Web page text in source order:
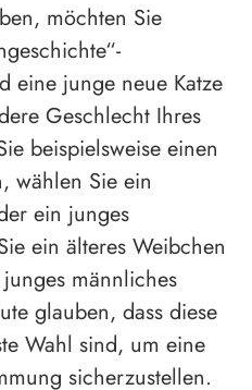
möchten Sie
eine junge neue Katze
Geschlecht Ihres
beispielsweise einen
wählen Sie ein
ein junges
ein älteres Weibchen
männliches
glauben, dass diese
Wahl sind, um eine
sicherzustellen.